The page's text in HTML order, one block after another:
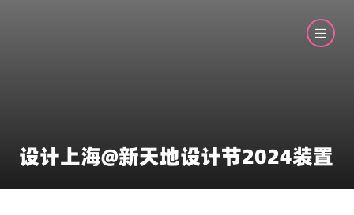
设计上海@新天地设计节2024装置